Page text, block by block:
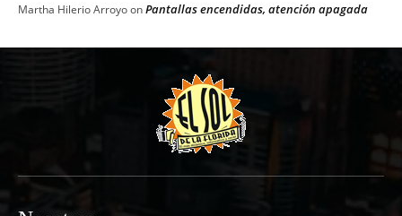
Martha Hilerio ArroyoonPantallas encendidas, atención apagada